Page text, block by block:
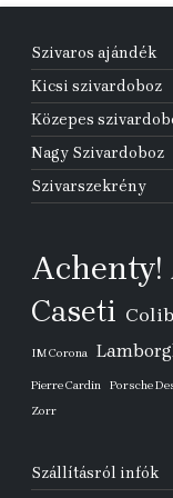
Szivaros ajándék
Kicsi szivardoboz
Közepes
Nagy Szivardoboz
Szivarszekrény
Achenty!
Caseti
IM Corona
Pierre Cardin Porsche
Zorr
Szállításról infók